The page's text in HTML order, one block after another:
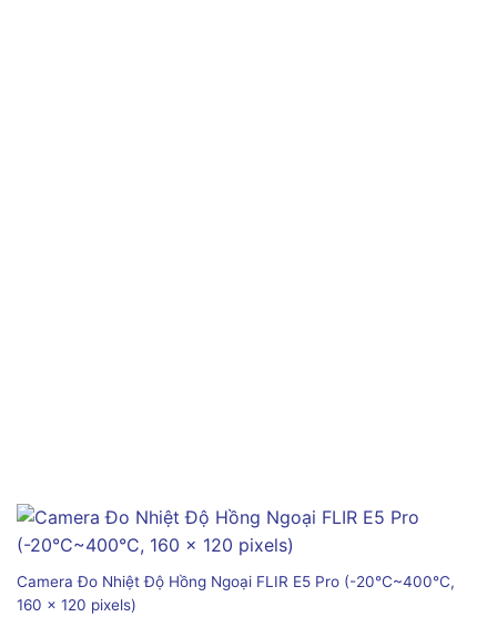
Camera Đo Nhiệt Độ Hồng Ngoại FLIR E5 Pro (-20°C~400°C,
160 × 120 pixels)